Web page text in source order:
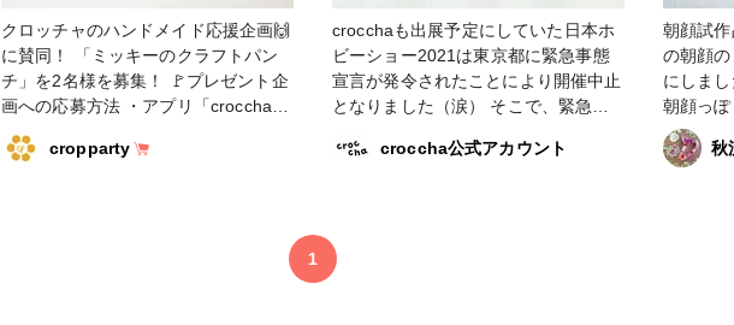
クロッチャのハンドメイド応援企画🙌
に賛同！ 「ミッキーのクラフトパン
チ」を2名様を募集！ 🚩プレゼント企
画への応募方法 ・アプリ「croccha」
をダウンロード ・クロップパーティ
ー（@cropparty)をフォロー。 ・この
cropparty
crocchaも出展予定にしていた日本ホ
ビーショー2021は東京都に緊急事態
宣言が発令されたことにより開催中止
となりました（涙） そこで、緊急事
画 として、おうち時間を盛り上げる
ってご参加ください！いくつでも参加
croccha公式アカウント
朝顔試作品です
の朝顔
にしました。 仮の葉
朝顔っぽくな
------------------- ホビ
中止で残
秋
1